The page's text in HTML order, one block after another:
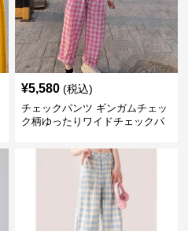
¥5,580 (税込)
チェックパンツ ギンガムチェッ
ク柄ゆったりワイドチェックパ